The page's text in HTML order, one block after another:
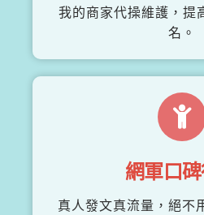
我的商家代操維護，提
名。
網軍口
真人發文真流量，絕不